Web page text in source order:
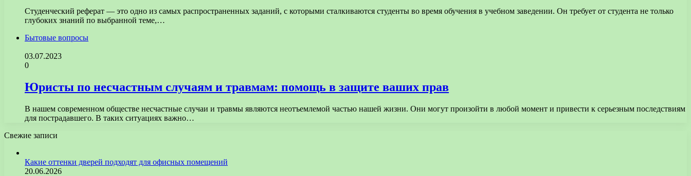
Студенческий реферат — это одно из самых распространенных заданий, с которыми сталкиваются студенты во время обучения в учебном заведении. Он требует от студента не только
глубоких знаний по выбранной теме,…
Бытовые вопросы
03.07.2023
0
Юристы по несчастным случаям и травмам: помощь в защите ваших прав
В нашем современном обществе несчастные случаи и травмы являются неотъемлемой частью нашей жизни. Они могут произойти в любой момент и привести к серьезным последствиям
для пострадавшего. В таких ситуациях важно…
Свежие записи
Какие оттенки дверей подходят для офисных помещений
20.06.2026